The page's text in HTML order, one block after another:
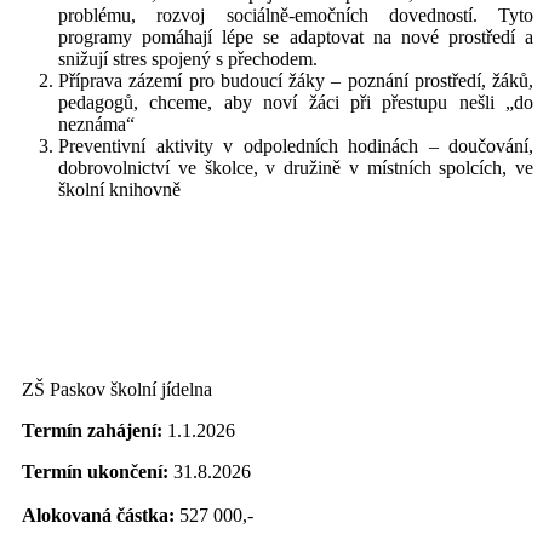
problému, rozvoj sociálně-emočních dovedností. Tyto
programy pomáhají lépe se adaptovat na nové prostředí a
snižují stres spojený s přechodem.
Příprava zázemí pro budoucí žáky – poznání prostředí, žáků,
pedagogů, chceme, aby noví žáci při přestupu nešli „do
neznáma“
Preventivní aktivity v odpoledních hodinách – doučování,
dobrovolnictví ve školce, v družině v místních spolcích, ve
školní knihovně
ZŠ Paskov školní jídelna
Termín zahájení: 1.1.2026
Termín ukončení: 31.8.2026
Alokovaná částka: 527 000,-